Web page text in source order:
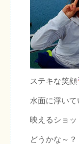
ステキな笑顔
水面に浮いて
映えるショ
どうかな～？